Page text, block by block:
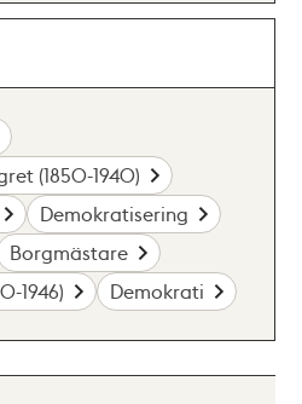
(1850-1940)
Demokratisering
Borgmästare
1946)
Demokrati